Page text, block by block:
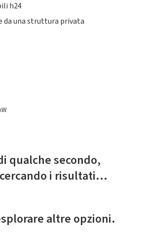
h24
da una struttura privata
qualche secondo,
i risultati...
altre opzioni.